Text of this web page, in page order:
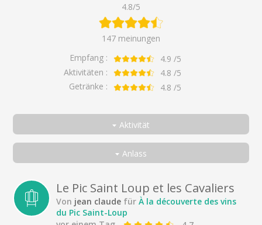
4.8/5
147 meinungen
Empfang :
4.9 /5
Aktivitäten :
4.8 /5
Getränke :
4.8 /5
Aktivität
Alle
Auf Entdeckungsreise zu den Weinen des Pic Saint-Loup
Entdeckung der Weine des Weinguts in 3 Farben
Ausgefallener Gourmet-Workshop: Wein & Süßigkeiten
Anlass
Als Paar
Unter Freunden
In der Familie
Le Pic Saint Loup et les Cavaliers
Von jean claude fürÀ la découverte des vins
du Pic Saint-Loup